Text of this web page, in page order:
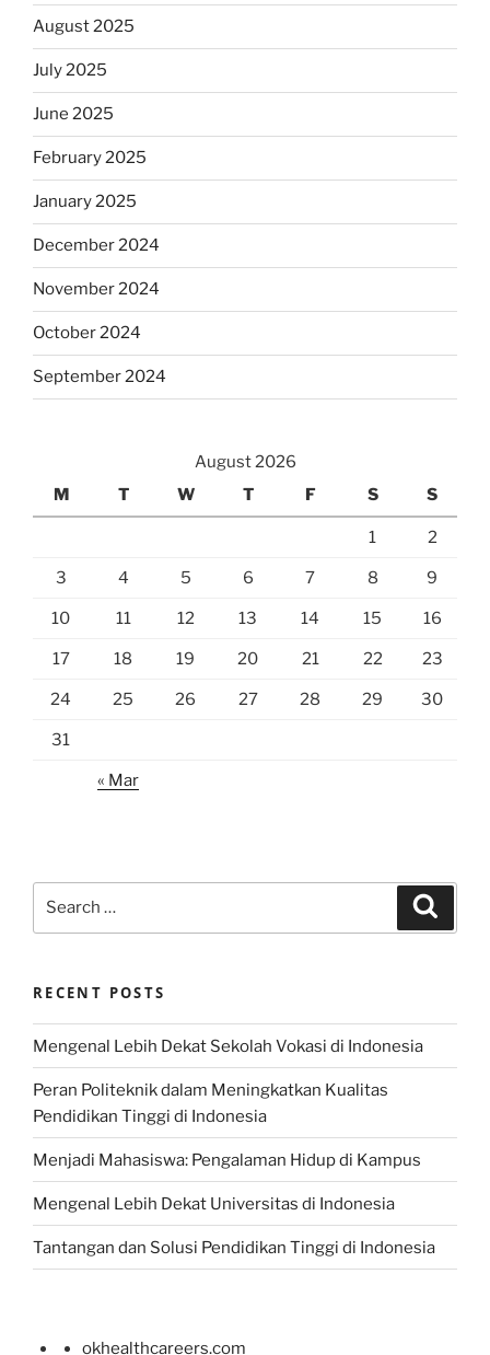
August 2025
July 2025
June 2025
February 2025
January 2025
December 2024
November 2024
October 2024
September 2024
August 2026
M
T W T F S S
1 2
3 4 5 6 7 8 9
10 11 12 13 14 15 16
17 18 19 20 21 22 23
24 25 26 27 28 29 30
31
« Mar
RECENT POSTS
Mengenal Lebih Dekat Sekolah Vokasi di Indonesia
Peran Politeknik dalam Meningkatkan Kualitas
Pendidikan Tinggi di Indonesia
Menjadi Mahasiswa: Pengalaman Hidup di Kampus
Mengenal Lebih Dekat Universitas di Indonesia
Tantangan dan Solusi Pendidikan Tinggi di Indonesia
okhealthcareers.com